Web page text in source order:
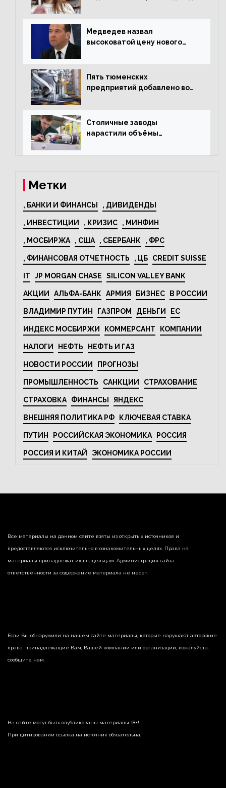
Медведев назвал
высоковатой цену нового
Пять тюменских
предприятий добавлено во
туризма
Столичные заводы
нарастили объёмы
электрооборудования на
Метки
, БАНКИ И ФИНАНСЫ , ДИВИДЕНДЫ
, ИНВЕСТИЦИИ , КРИЗИС , МИНФИН
, МОСБИРЖА , США , СБЕРБАНК , ФРС
, ФИНАНСОВАЯ ОТЧЕТНОСТЬ , ЦБ CREDIT SUISSE
IT JP MORGAN CHASE SILICON VALLEY BANK
АКЦИИ АЛЬФА-БАНК АРМИЯ БИЗНЕС В РОССИИ
ВЛАДИМИР ПУТИН ГАЗПРОМ ДЕНЬГИ ЕС
ИНДЕКС МОСБИРЖИ КОММЕРСАНТ КОМПАНИИ
НАЛОГИ НЕФТЬ НЕФТЬ И ГАЗ
НОВОСТИ РОССИИ ПРОГНОЗЫ
ПРОМЫШЛЕННОСТЬ САНКЦИИ СТРАХОВАНИЕ
СТРАХОВКА ФИНАНСЫ ЯНДЕКС
ВНЕШНЯЯ ПОЛИТИКА РФ КЛЮЧЕВАЯ СТАВКА
ПУТИН РОССИЙСКАЯ ЭКОНОМИКА РОССИЯ
РОССИЯ И КИТАЙ ЭКОНОМИКА РОССИИ
Все материалы на данном сайте взяты из открытых источников и
предоставляются исключительно в ознакомительных целях. Права на
материалы принадлежат их владельцам. Администрация сайта
ответственности за содержание материала не несет.
Если Вы обнаружили на нашем сайте материалы, которые нарушают авторские
права, принадлежащие Вам, Вашей компании или организации, пожалуйста,
сообщите нам.
На сайте могут быть опубликованы материалы 18+!
При цитировании ссылка на источник обязательна.